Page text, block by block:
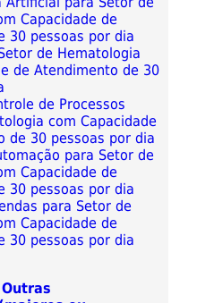
Capacidade de
30 pessoas por dia
de Hematologia
de Atendimento de 30
de Processos
com Capacidade
de 30 pessoas por dia
para Setor de
Capacidade de
30 pessoas por dia
para Setor de
Capacidade de
30 pessoas por dia